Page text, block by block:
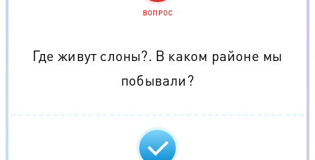
ВОПРОС
Где живут слоны?. В каком районе мы
побывали?